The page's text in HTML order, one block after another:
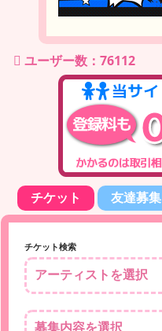
ユーザー数：76112
チケット 友達募集
チケット検索